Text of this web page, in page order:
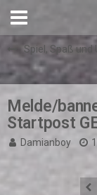
Spiel, Spaß und
Melde/
Startpost
Damianboy